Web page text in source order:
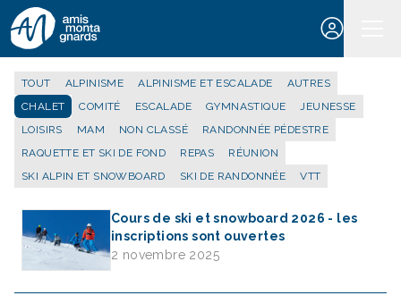
Aller au contenu
TOUT ALPINISME ALPINISME ET ESCALADE
AUTRES
CHALET
COMITÉ ESCALADE GYMNASTIQUE
JEUNESSE
LOISIRS
MAM NON CLASSÉ
RANDONNÉE PÉDESTRE
RAQUETTE ET SKI DE FOND
REPAS
RÉUNION
SKI ALPIN ET SNOWBOARD
SKI DE RANDONNÉE VTT
Cours de ski et snowboard 2026 - les
inscriptions sont ouvertes
2 novembre 2025